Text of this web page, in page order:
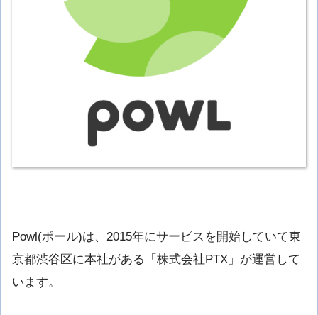
Powl(ポール)は、2015年にサービスを開始していて東
京都渋谷区に本社がある「株式会社PTX」が運営して
います。